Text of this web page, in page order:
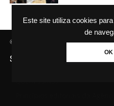
Este site utiliza cookies
de
OK
© Agência GBC. Aqui tem notícia.
SAIBA MAIS SOBRE A